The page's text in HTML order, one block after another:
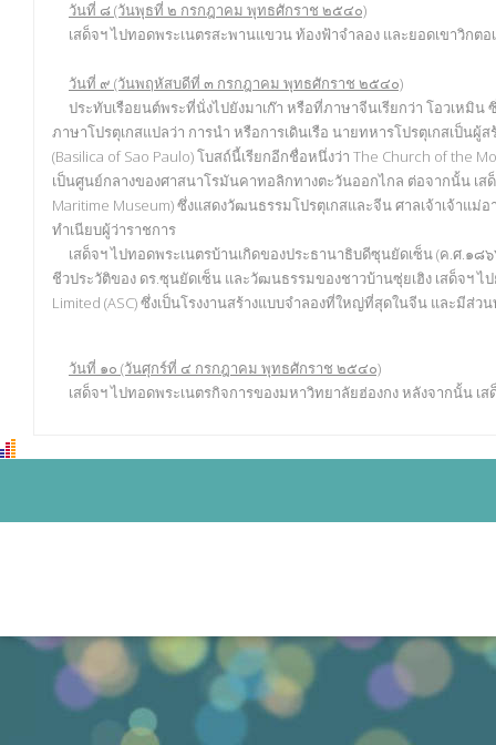
วันที่ ๘ (วันพุธที่ ๒ กรกฎาคม พุทธศักราช ๒๕๔๐)
เสด็จฯ ไปทอดพระเนตรสะพานแขวน ท้องฟ้าจำลอง และยอดเขาวิกตอเ
วันที่ ๙ (วันพฤหัสบดีที่ ๓ กรกฎาคม พุทธศักราช ๒๕๔๐)
ประทับเรือยนต์พระที่นั่งไปยังมาเก๊า หรือที่ภาษาจีนเรียกว่า โอวเหมิน
ภาษาโปรตุเกสแปลว่า การนำ หรือการเดินเรือ นายทหารโปรตุเกสเป็
(Basilica of Sao Paulo) โบสถ์นี้เรียกอีกชื่อหนึ่งว่า The Church of
เป็นศูนย์กลางของศาสนาโรมันคาทอลิกทางตะวันออกไกล ต่อจากนั้น เ
Maritime Museum) ซึ่งแสดงวัฒนธรรมโปรตุเกสและจีน ศาลเจ้าเจ้าแ
ทำเนียบผู้ว่าราชการ
เสด็จฯ ไปทอดพระเนตรบ้านเกิดของประธานาธิบดีซุนยัดเซ็น (ค.ศ.๑
ชีวประวัติของ ดร.ซุนยัดเซ็น และวัฒนธรรมของชาวบ้านซุ่ยเฮิง เสด็จฯ ไป
Limited (ASC) ซึ่งเป็นโรงงานสร้างแบบจำลองที่ใหญ่ที่สุดในจีน และมีส่ว
วันที่ ๑๐ (วันศุกร์ที่ ๔ กรกฎาคม พุทธศักราช ๒๕๔๐)
เสด็จฯ ไปทอดพระเนตรกิจการของมหาวิทยาลัยฮ่องกง หลังจากนั้น เ